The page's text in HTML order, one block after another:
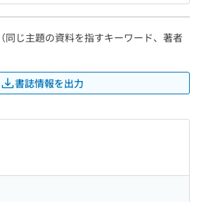
同じ主題の資料を指すキーワード、著者
書誌情報を出力